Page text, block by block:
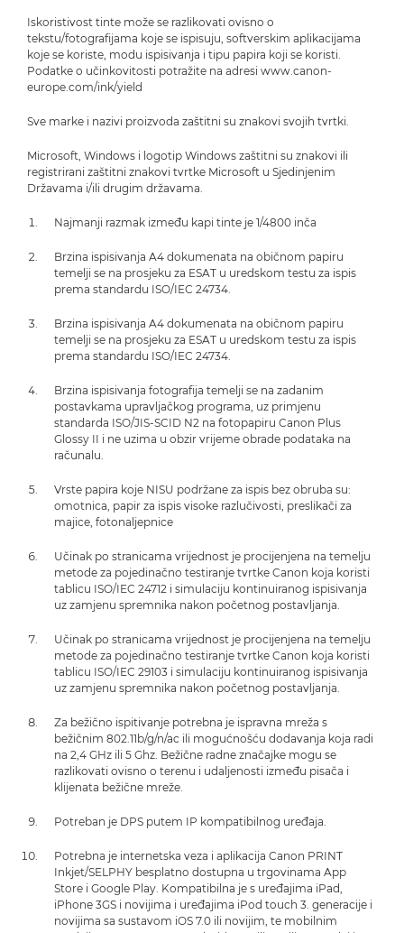
Iskoristivost tinte može se razlikovati ovisno o
tekstu/fotografijama koje se ispisuju, softverskim aplikacijama
koje se koriste, modu ispisivanja i tipu papira koji se koristi.
Podatke o učinkovitosti potražite na adresi www.canon-
europe.com/ink/yield
Sve marke i nazivi proizvoda zaštitni su znakovi svojih tvrtki.
Microsoft, Windows i logotip Windows zaštitni su znakovi ili
registrirani zaštitni znakovi tvrtke Microsoft u Sjedinjenim
Državama i/ili drugim državama.
Najmanji razmak između kapi tinte je 1/4800 inča
Brzina ispisivanja A4 dokumenata na običnom papiru
temelji se na prosjeku za ESAT u uredskom testu za ispis
prema standardu ISO/IEC 24734.
Brzina ispisivanja A4 dokumenata na običnom papiru
temelji se na prosjeku za ESAT u uredskom testu za ispis
prema standardu ISO/IEC 24734.
Brzina ispisivanja fotografija temelji se na zadanim
postavkama upravljačkog programa, uz primjenu
standarda ISO/JIS-SCID N2 na fotopapiru Canon Plus
Glossy II i ne uzima u obzir vrijeme obrade podataka na
računalu.
Vrste papira koje NISU podržane za ispis bez obruba su:
omotnica, papir za ispis visoke razlučivosti, preslikači za
majice, fotonaljepnice
Učinak po stranicama vrijednost je procijenjena na temelju
metode za pojedinačno testiranje tvrtke Canon koja koristi
tablicu ISO/IEC 24712 i simulaciju kontinuiranog ispisivanja
uz zamjenu spremnika nakon početnog postavljanja.
Učinak po stranicama vrijednost je procijenjena na temelju
metode za pojedinačno testiranje tvrtke Canon koja koristi
tablicu ISO/IEC 29103 i simulaciju kontinuiranog ispisivanja
uz zamjenu spremnika nakon početnog postavljanja.
Za bežično ispitivanje potrebna je ispravna mreža s
bežičnim 802.11b/g/n/ac ili mogućnošću dodavanja koja radi
na 2,4 GHz ili 5 Ghz. Bežične radne značajke mogu se
razlikovati ovisno o terenu i udaljenosti između pisača i
klijenata bežične mreže.
Potreban je DPS putem IP kompatibilnog uređaja.
Potrebna je internetska veza i aplikacija Canon PRINT
Inkjet/SELPHY besplatno dostupna u trgovinama App
Store i Google Play. Kompatibilna je s uređajima iPad,
iPhone 3GS i novijima i uređajima iPod touch 3. generacije i
novijima sa sustavom iOS 7.0 ili novijim, te mobilnim